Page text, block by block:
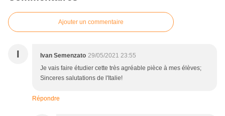
Ajouter un commentaire
I Ivan Semenzato 29/05/2021 23:55
Je vais faire étudier cette très agréable pièce à mes élèves;
Sinceres salutations de l'Italie!
Répondre